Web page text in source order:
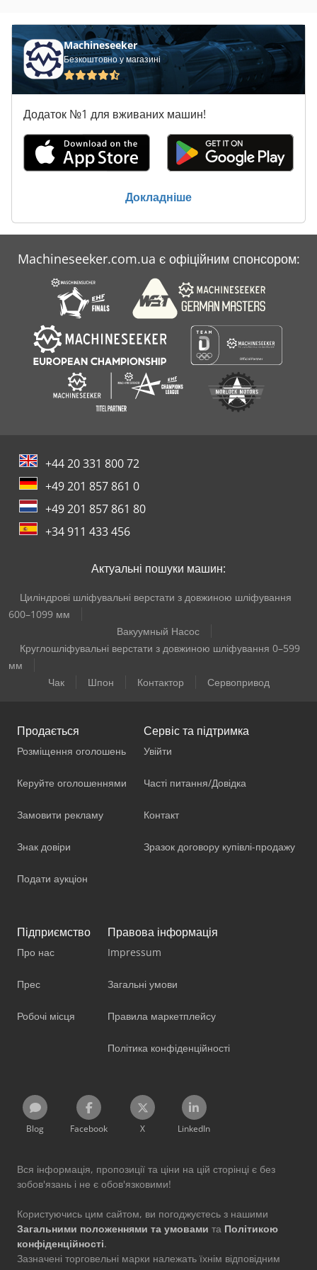
Claas Lexion 480
Claas Lexion 540
Claas Lexion 550
Claas Lexion 570
Claas Lexion 580
Claas Lexion 630 Montana
Claas Lexion 760
Claas Volto 670
Machineseeker
Безкоштовно у магазині
Додаток №1 для вживаних машин!
Докладніше
Machineseeker.com.ua є офіційним спонсором:
+44 20 331 800 72
+49 201 857 861 0
+49 201 857 861 80
+34 911 433 456
Актуальні пошуки машин:
Циліндрові шліфувальні верстати з довжиною шліфування
600–1099 мм
Вакуумный Насос
Круглошліфувальні верстати з довжиною шліфування 0–599
мм
Чак
Шпон Контактор Сервопривод
Продається
Розміщення оголошень
Керуйте оголошеннями
Замовити рекламу
Знак довіри
Подати аукціон
Сервіс та підтримка
Увійти
Часті питання/Довідка
Контакт
Зразок договору купівлі-продажу
Підприємство
Про нас
Прес
Робочі місця
Правова інформація
Impressum
Загальні умови
Правила маркетплейсу
Політика конфіденційності
Blog Facebook X LinkedIn
Вся інформація, пропозиції та ціни на цій сторінці є без
зобов'язань і не є обов'язковими!
Користуючись цим сайтом, ви погоджуєтесь з нашими
Загальними положеннями та умовами та Політикою
конфіденційності.
Зазначені торговельні марки належать їхнім відповідним